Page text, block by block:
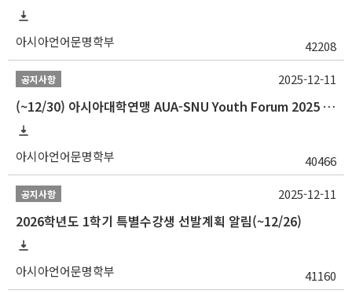
아시아언어문명학부 42208
공지사항
(~12/30) 아시아대학연맹 AUA-SNU Youth Forum 2025 참가자 선발 안내
아시아언어문명학부 40466
2025-12-11
공지사항
2026학년도 1학기 특별수강생 선발계획 알림(~12/26)
아시아언어문명학부 41160
2025-12-11